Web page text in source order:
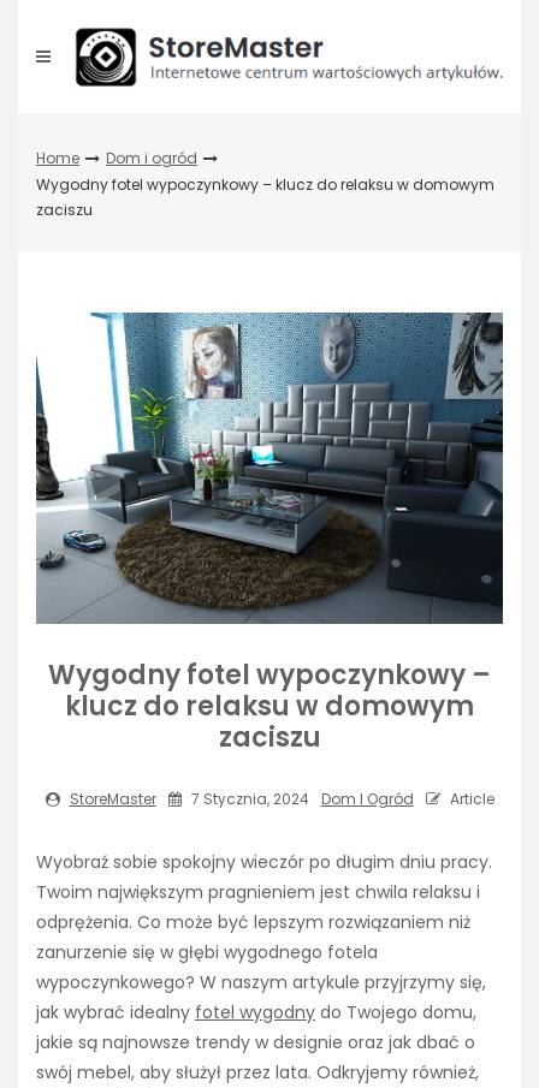
content
Home
Dom i ogród
Wygodny fotel wypoczynkowy – klucz do relaksu w domowym
zaciszu
Wygodny fotel wypoczynkowy –
klucz do relaksu w domowym
zaciszu
StoreMaster 7 Stycznia, 2024 Dom I Ogród Article
Wyobraź sobie spokojny wieczór po długim dniu pracy.
Twoim największym pragnieniem jest chwila relaksu i
odprężenia. Co może być lepszym rozwiązaniem niż
zanurzenie się w głębi wygodnego fotela
wypoczynkowego? W naszym artykule przyjrzymy się,
jak wybrać idealny fotel wygodny do Twojego domu,
jakie są najnowsze trendy w designie oraz jak dbać o
swój mebel, aby służył przez lata. Odkryjemy również,